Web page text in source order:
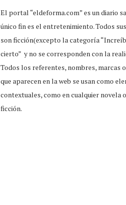
El portal “eldeforma.com” es un diario
único fin es el entretenimiento. Todos
son ficción(excepto la categoría
cierto” y no se corresponden con la
Todos los referentes, nombres, marcas
que aparecen en la web se usan como
contextuales, como en cualquier novela
ficción.